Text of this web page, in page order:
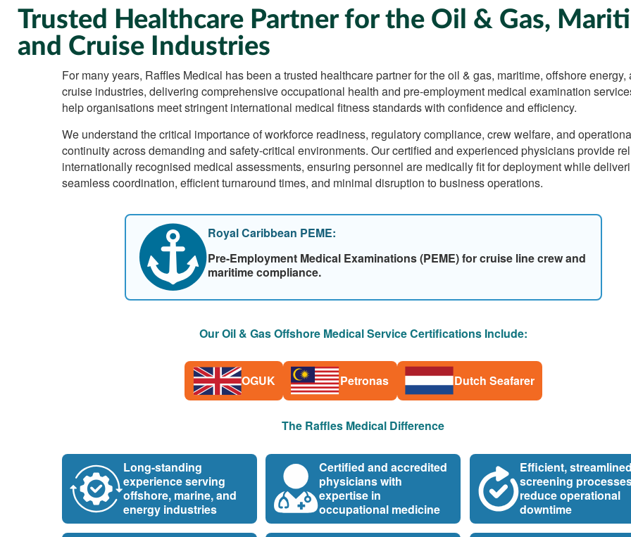
Trusted Healthcare Partner for the Oil & Gas,
and Cruise Industries
For many years, Raffles Medical has been a trusted healthcare partner for the oil & gas, maritime, offshore energy,
cruise industries, delivering comprehensive occupational health and pre-employment medical examination
help organisations meet stringent international medical fitness standards with confidence and efficiency.
We understand the critical importance of workforce readiness, regulatory compliance, crew welfare, and
continuity across demanding and safety-critical environments. Our certified and experienced physicians provide
internationally recognised medical assessments, ensuring personnel are medically fit for deployment while
seamless coordination, efficient turnaround times, and minimal disruption to business operations.
Royal Caribbean PEME:
Pre-Employment Medical Examinations (PEME) for cruise line crew and
maritime compliance.
Our Oil & Gas Offshore Medical Service Certifications Include:
OGUK Petronas Dutch Seafarer
The Raffles Medical Difference
Long-standing
experience serving
offshore, marine, and
energy industries
Certified and accredited
physicians with
expertise in
occupational medicine
Efficient,
screening
reduce operational
downtime